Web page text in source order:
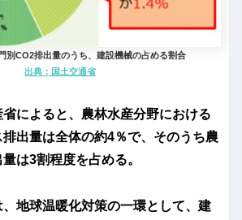
別CO2排出量のうち、建設機械の占める割合
出典：国土交通省
によると、農林水産分野における
排出量は全体の約4％で、そのうち農
は3割程度を占める。
地球温暖化対策の一環として、建